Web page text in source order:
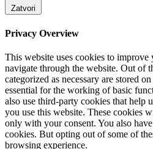
Zatvori
Privacy Overview
This website uses cookies to
navigate through the website. Out of
categorized as necessary are stored
essential for the working of basic
also use third-party cookies that help
you use this website. These cookies
only with your consent. You also
cookies. But opting out of some of
browsing experience.